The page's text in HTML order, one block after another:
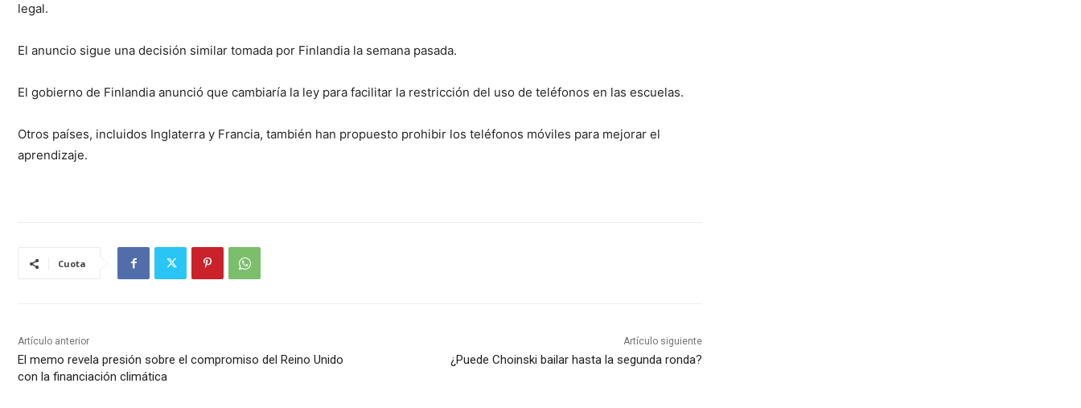
legal.
El anuncio sigue una decisión similar tomada por Finlandia la semana pasada.
El gobierno de Finlandia anunció que cambiaría la ley para facilitar la restricción del uso de teléfonos en las escuelas.
Otros países, incluidos Inglaterra y Francia, también han propuesto prohibir los teléfonos móviles para mejorar el
aprendizaje.
Cuota
Artículo anterior
El memo revela presión sobre el compromiso del Reino Unido
con la financiación climática
Artículo siguiente
¿Puede Choinski bailar hasta la segunda ronda?